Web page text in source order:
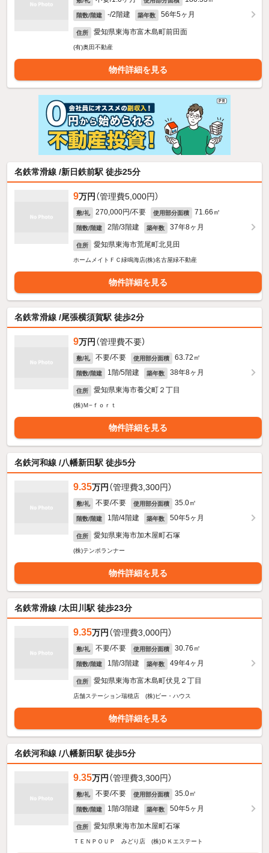
階数/階建 -/2階建 築年数 56年5ヶ月
住所 愛知県東海市富木島町前田面
(有)奥田不動産
物件詳細を見る
名鉄常滑線 /新日鉄前駅 徒歩25分
9万円 （管理費5,000円）
敷/礼 270,000円/不要 使用部分面積 71.66㎡
階数/階建 2階/3階建 築年数 37年8ヶ月
住所 愛知県東海市荒尾町北見田
ホームメイトＦＣ緑鳴海店(株)名古屋緑不動産
物件詳細を見る
名鉄常滑線 /尾張横須賀駅 徒歩2分
9万円 （管理費不要）
敷/礼 不要/不要 使用部分面積 63.72㎡
階数/階建 1階/5階建 築年数 38年8ヶ月
住所 愛知県東海市養父町２丁目
(株)Ｍ−ｆｏｒｔ
物件詳細を見る
名鉄河和線 /八幡新田駅 徒歩5分
9.35万円 （管理費3,300円）
敷/礼 不要/不要 使用部分面積 35.0㎡
階数/階建 1階/4階建 築年数 50年5ヶ月
住所 愛知県東海市加木屋町石塚
(株)テンポランナー
物件詳細を見る
名鉄常滑線 /太田川駅 徒歩23分
9.35万円 （管理費3,000円）
敷/礼 不要/不要 使用部分面積 30.76㎡
階数/階建 1階/3階建 築年数 49年4ヶ月
住所 愛知県東海市富木島町伏見２丁目
店舗ステーション瑞穂店 (株)ビー・ハウス
物件詳細を見る
名鉄河和線 /八幡新田駅 徒歩5分
9.35万円 （管理費3,300円）
敷/礼 不要/不要 使用部分面積 35.0㎡
階数/階建 1階/3階建 築年数 50年5ヶ月
住所 愛知県東海市加木屋町石塚
ＴＥＮＰＯＵＰ みどり店 (株)ＤＫエステート